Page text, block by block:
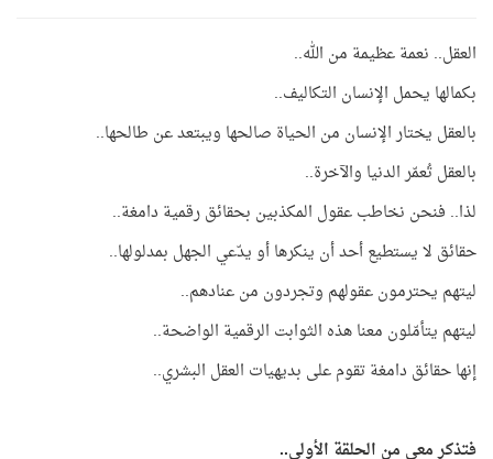
العقل.. نعمة عظيمة من الله..
بكمالها يحمل الإنسان التكاليف..
بالعقل يختار الإنسان من الحياة صالحها ويبتعد عن طالحها..
بالعقل تُعمّر الدنيا والآخرة..
لذا.. فنحن نخاطب عقول المكذبين بحقائق رقمية دامغة..
حقائق لا يستطيع أحد أن ينكرها أو يدّعي الجهل بمدلولها..
ليتهم يحترمون عقولهم وتجردون من عنادهم..
ليتهم يتأمّلون معنا هذه الثوابت الرقمية الواضحة..
إنها حقائق دامغة تقوم على بديهيات العقل البشري..
فتذكر معي من الحلقة الأولى..